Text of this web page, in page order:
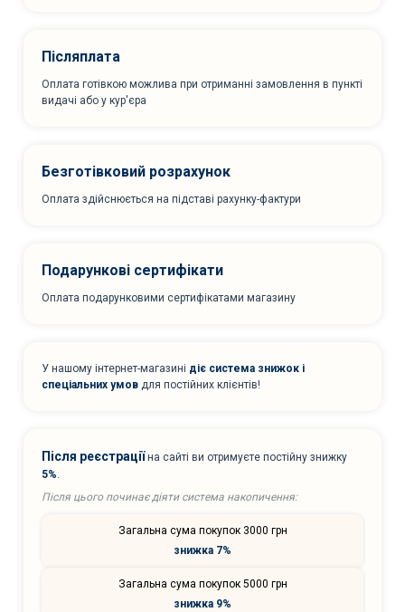
Післяплата
Оплата готівкою можлива при отриманні замовлення в пункті
видачі або у кур'єра
Безготівковий розрахунок
Оплата здійснюється на підставі рахунку-фактури
Подарункові сертифікати
Оплата подарунковими сертифікатами магазину
У нашому інтернет-магазині діє система знижок і
спеціальних умов для постійних клієнтів!
Після реєстрації на сайті ви отримуєте постійну знижку
5%.
Після цього починає діяти система накопичення:
Загальна сума покупок 3000 грн
знижка 7%
Загальна сума покупок 5000 грн
знижка 9%